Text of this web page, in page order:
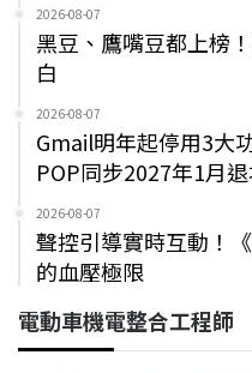
2026-08-07
黑豆、鷹嘴豆都上榜
白
2026-08-07
Gmail明年起停用3大
POP同步2027年1月
2026-08-07
聲控引導實時互動！
的血壓極限
電動車機電整合工程師